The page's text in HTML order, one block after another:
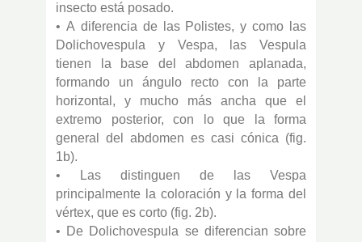
insecto está posado.
• A diferencia de las Polistes, y como las
Dolichovespula y Vespa, las Vespula
tienen la base del abdomen aplanada,
formando un ángulo recto con la parte
horizontal, y mucho más ancha que el
extremo posterior, con lo que la forma
general del abdomen es casi cónica (fig.
1b).
• Las distinguen de las Vespa
principalmente la coloración y la forma del
vértex, que es corto (fig. 2b).
• De Dolichovespula se diferencian sobre